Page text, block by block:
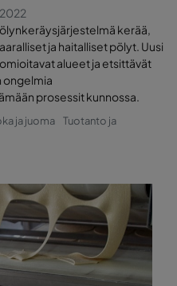
kerää,
ja haitalliset pölyt. Uusi
alueet ja etsittävät
ongelmia
prosessit kunnossa.
ja juoma
Tuotanto ja